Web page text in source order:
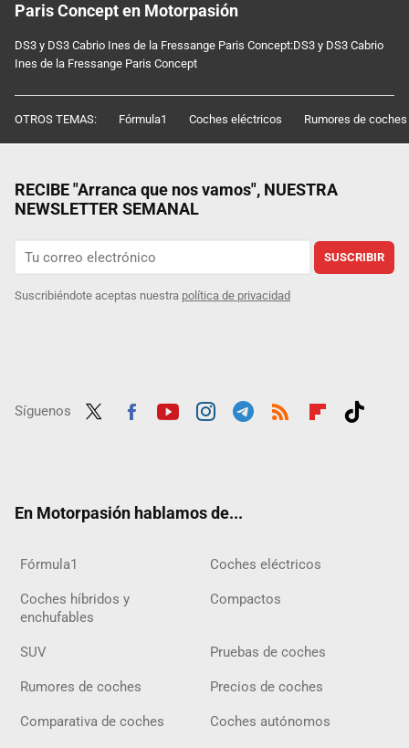
Paris Concept en Motorpasión
DS3 y DS3 Cabrio Ines de la Fressange Paris Concept:DS3 y DS3 Cabrio
Ines de la Fressange Paris Concept
OTROS TEMAS: Fórmula1 Coches eléctricos Rumores de coches
RECIBE "Arranca que nos vamos", NUESTRA
NEWSLETTER SEMANAL
SUSCRIBIR
Suscribiéndote aceptas nuestra política de privacidad
Síguenos
En Motorpasión hablamos de...
Fórmula1 Coches eléctricos
Coches híbridos y
enchufables
Compactos
SUV Pruebas de coches
Rumores de coches Precios de coches
Comparativa de coches Coches autónomos